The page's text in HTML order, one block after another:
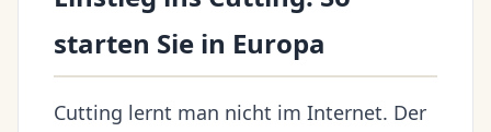
starten Sie in Europa
Cutting lernt man nicht im Internet. Der